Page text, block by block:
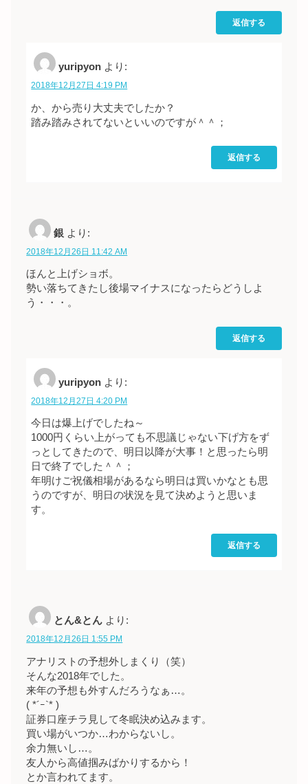
返信する
yuripyon より:
2018年12月27日 4:19 PM
か、から売り大丈夫でしたか？
踏み踏みされてないといいのですが＾＾；
返信する
銀 より:
2018年12月26日 11:42 AM
ほんと上げショボ。
勢い落ちてきたし後場マイナスになったらどうしよ
う・・・。
返信する
yuripyon より:
2018年12月27日 4:20 PM
今日は爆上げでしたね～
1000円くらい上がっても不思議じゃない下げ方をず
っとしてきたので、明日以降が大事！と思ったら明
日で終了でした＾＾；
年明けご祝儀相場があるなら明日は買いかなとも思
うのですが、明日の状況を見て決めようと思いま
す。
返信する
とん&とん より:
2018年12月26日 1:55 PM
アナリストの予想外しまくり（笑）
そんな2018年でした。
来年の予想も外すんだろうなぁ…。
( *´ｰ`* )
証券口座チラ見して冬眠決め込みます。
買い場がいつか…わからないし。
余力無いし…。
友人から高値掴みばかりするから！
とか言われてます。